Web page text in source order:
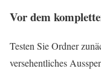
Vor dem
Testen Sie Ordner
versehentliches